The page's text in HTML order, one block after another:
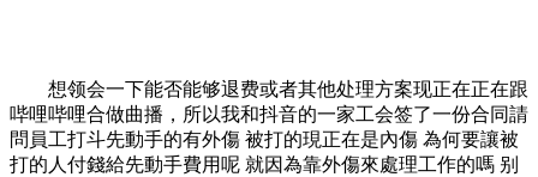
想领会一下能否能够退费或者其他处理方案现正在正在跟
哔哩哔哩合做曲播，所以我和抖音的一家工会签了一份合同請
問員工打斗先動手的有外傷 被打的現正在是內傷 為何要讓被
打的人付錢給先動手費用呢 就因為靠外傷來處理工作的嗎 别